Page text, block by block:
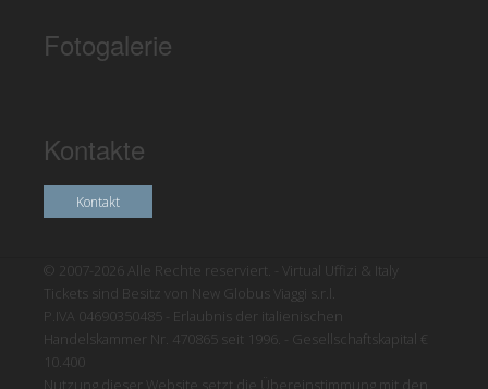
Fotogalerie
Kontakte
Kontakt
© 2007-2026 Alle Rechte reserviert. - Virtual Uffizi & Italy
Tickets sind Besitz von New Globus Viaggi s.r.l.
P.IVA 04690350485 - Erlaubnis der italienischen
Handelskammer Nr. 470865 seit 1996. - Gesellschaftskapital €
10.400
Nutzung dieser Website setzt die Übereinstimmung mit den